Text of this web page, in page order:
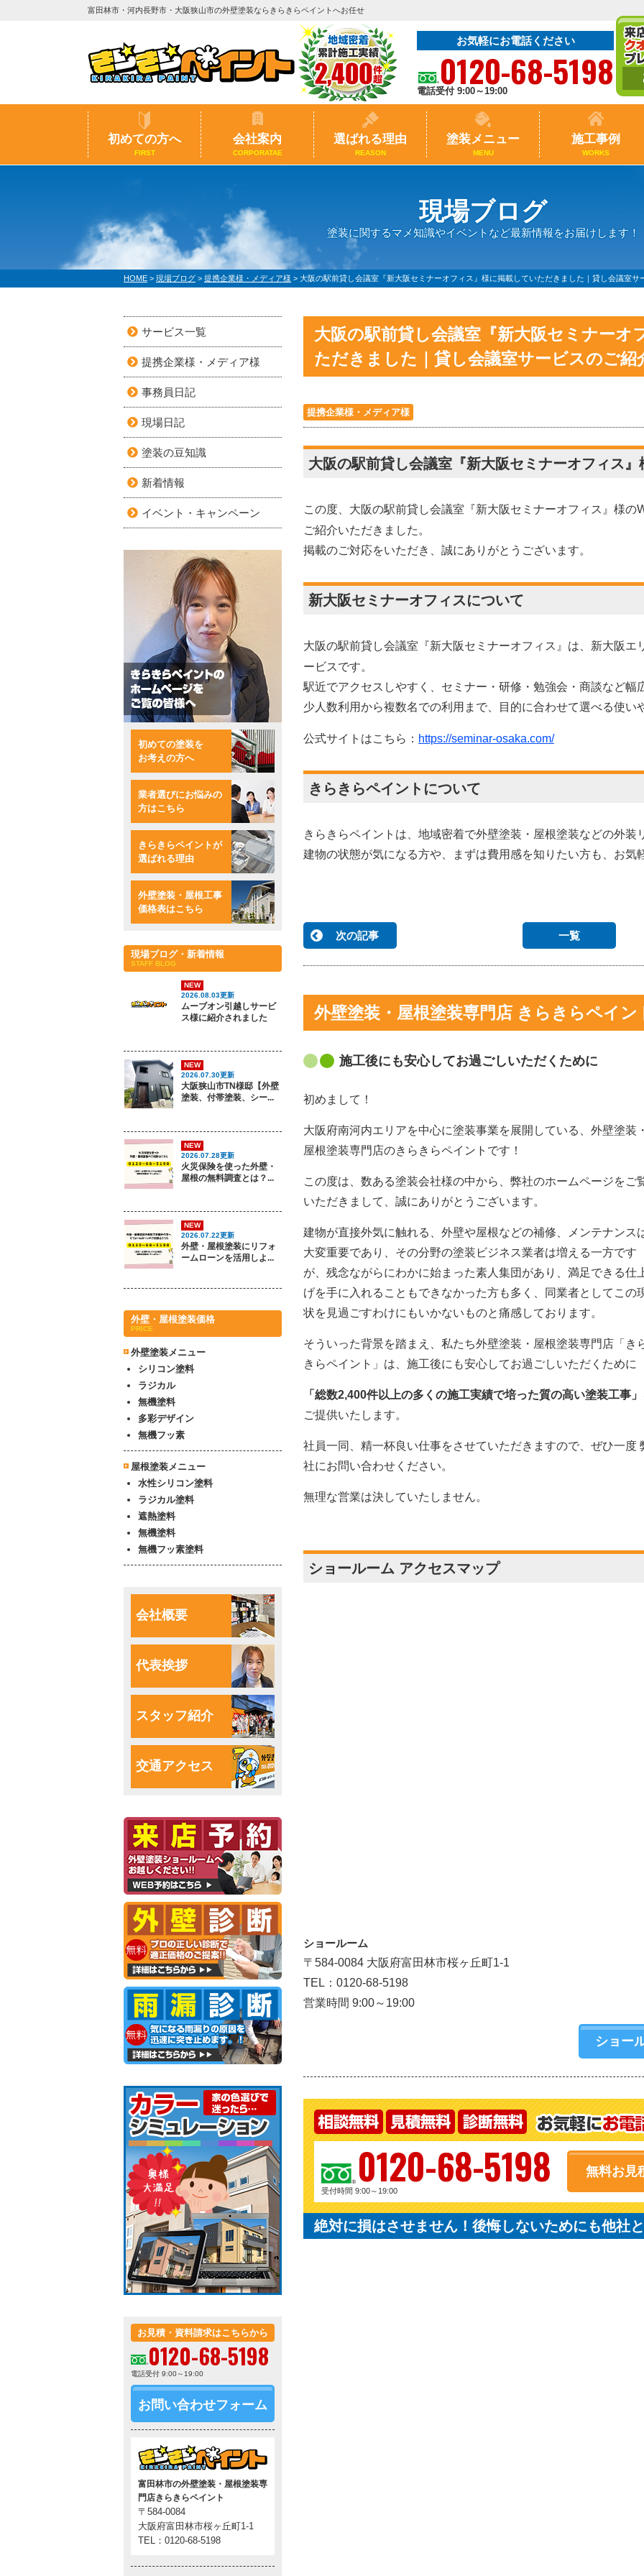
富田林市・河内長野市・大阪狭山市の外壁塗装ならきらきらペイントへお任せ
お気軽にお電話ください
0120-68-5198
電話受付 9:00～19:00
初めての方へ
FIRST
会社案内
CORPORATAE
選ばれる理由
REASON
塗装メニュー
MENU
施工事例
WORKS
現場ブログ
塗装に関するマメ知識やイベントなど最新情報をお届けします！
HOME > 現場ブログ > 提携企業様・メディア様 > 大阪の駅前貸し会議室『新大阪セミナーオフィス』様に掲載していただきました｜貸し会議室サ
大阪の駅前貸し会議室『新大阪セミナーオ
ただきました｜貸し会議室サービスのご紹
提携企業様・メディア様
大阪の駅前貸し会議室『新大阪セミナーオフィス
この度、大阪の駅前貸し会議室『新大阪セミナーオフィス』 様の
ご紹介いただきました。
掲載のご対応をいただき、誠にありがとうございます。
新大阪セミナーオフィスについて
大阪の駅前貸し会議室『新大阪セミナーオフィス』 は、新大阪エ
ービスです。
駅近でアクセスしやすく、セミナー・研修・勉強会・商談など幅
少人数利用から複数名での利用まで、目的に合わせて選べる使い
公式サイトはこちら： https://seminar-osaka.com/
きらきらペイントについて
きらきらペイントは、地域密着で外壁塗装・屋根塗装などの外装
建物の状態が気になる方や、まずは費用感を知りたい方も、お気
次の記事 一覧
外壁塗装・屋根塗装専門店 きらきらペイ
施工後にも安心してお過ごしいただくために
初めまして！
大阪府南河内エリアを中心に塗装事業を展開している、外壁塗装・
屋根塗装専門店のきらきらペイントです！
この度は、数ある塗装会社様の中から、弊社のホームページをご
いただきまして、誠にありがとうございます。
建物が直接外気に触れる、外壁や屋根などの補修、メンテナンス
大変重要であり、その分野の塗装ビジネス業者は増える一方です
が、残念ながらにわかに始まった素人集団があり、満足できる仕
げを手に入れることもできなかった方も多く、同業者としてこの
状を見過ごすわけにもいかないものと痛感しております。
そういった背景を踏まえ、私たち外壁塗装・屋根塗装専門店「き
きらペイント」は、施工後にも安心してお過ごしいただくために
「総数2,400件以上の多くの施工実績で培った質の高い塗装工事」
ご提供いたします。
社員一同、精一杯良い仕事をさせていただきますので、ぜひ一度
社にお問い合わせください。
無理な営業は決していたしません。
ショールーム アクセスマップ
ショールーム
〒584-0084 大阪府富田林市桜ヶ丘町1-1
TEL：0120-68-5198
営業時間 9:00～19:00
ショー
0120-68-5198
受付時間 9:00～19:00
無料お見
絶対に損はさせません！後悔しないためにも他社
サービス一覧
提携企業様・メディア様
事務員日記
現場日記
塗装の豆知識
新着情報
イベント・キャンペーン
初めての塗装を
お考えの方へ
業者選びにお悩みの
方はこちら
きらきらペイントが
選ばれる理由
外壁塗装・屋根工事
価格表はこちら
現場ブログ・新着情報
STAFF BLOG
NEW
2026.08.03更新
ムーブオン引越しサービ
ス様に紹介されました
NEW
2026.07.30更新
大阪狭山市TN様邸【外壁
塗装、付帯塗装、シー...
NEW
2026.07.28更新
火災保険を使った外壁・
屋根の無料調査とは？...
NEW
2026.07.22更新
外壁・屋根塗装にリフォ
ームローンを活用しよ...
外壁・屋根塗装価格
PRICE
外壁塗装メニュー
シリコン塗料
ラジカル
無機塗料
多彩デザイン
無機フッ素
屋根塗装メニュー
水性シリコン塗料
ラジカル塗料
遮熱塗料
無機塗料
無機フッ素塗料
会社概要
代表挨拶
スタッフ紹介
交通アクセス
お見積・資料請求はこちらから
0120-68-5198
電話受付 9:00～19:00
お問い合わせフォーム
富田林市の外壁塗装・屋根塗装専
門店きらきらペイント
〒584-0084
大阪府富田林市桜ヶ丘町1-1
TEL：0120-68-5198